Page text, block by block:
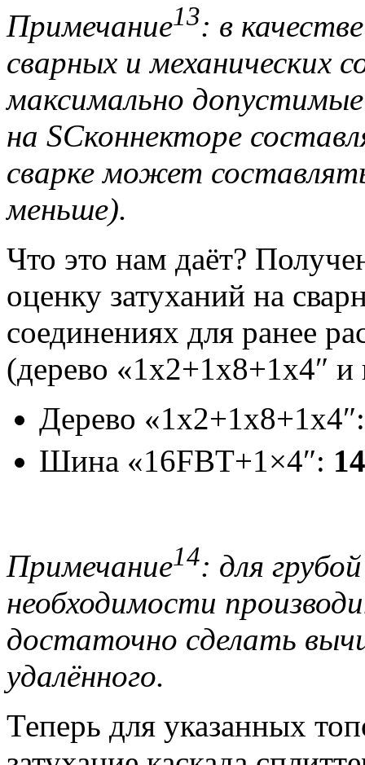
Примечание13: в
сварных и механических
максимально допустимые
на SCконнекторе
сварке может
меньше).
Что это нам даёт?
оценку затуханий на
соединениях для ранее
(дерево «1х2+1х8+1х4″
Дерево
Шина «16FBT+1×4″:
Примечание14: для
необходимости
достаточно сделать
удалённого.
Теперь для указанных